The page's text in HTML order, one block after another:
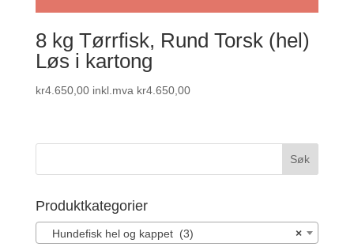
8 kg Tørrfisk, Rund Torsk (hel)
Løs i kartong
kr4.650,00 inkl.mva kr4.650,00
Produktkategorier
×
Hundefisk hel og kappet (3)